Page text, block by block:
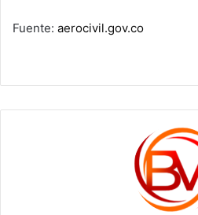
Fuente: aerocivil.gov.co